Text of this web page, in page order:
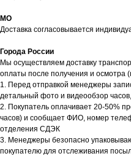
МО
Доставка согласовывается
Города России
Мы осуществляем доставку
оплаты после получения и осмотра
1. Перед отправкой менеджеры
детальный фото и видеообзор
2. Покупатель оплачивает 20-50%
часов) и сообщает ФИО, номер
отделения СДЭК
3. Менеджеры безопасно
покупателю для отслеживания